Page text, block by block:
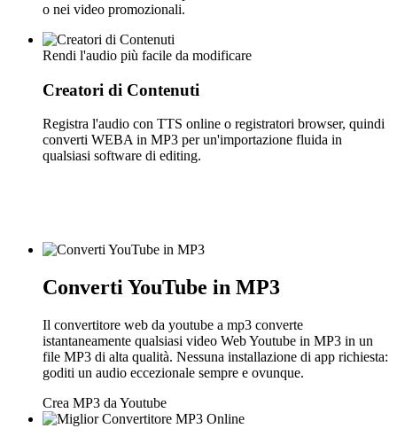
o nei video promozionali.
Rendi l'audio più facile da modificare
Creatori di Contenuti
Registra l'audio con TTS online o registratori browser, quindi
converti WEBA in MP3 per un'importazione fluida in
qualsiasi software di editing.
Converti YouTube in MP3
Il convertitore web da youtube a mp3 converte
istantaneamente qualsiasi video Web Youtube in MP3 in un
file MP3 di alta qualità. Nessuna installazione di app richiesta:
goditi un audio eccezionale sempre e ovunque.
Crea MP3 da Youtube